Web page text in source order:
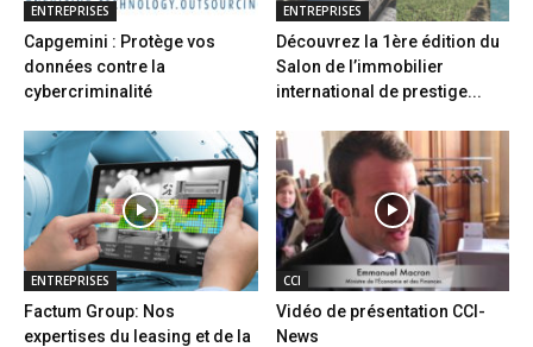
ENTREPRISES
Capgemini : Protège vos
données contre la
cybercriminalité
ENTREPRISES
Découvrez la 1ère édition du
Salon de l’immobilier
international de prestige...
ENTREPRISES
Factum Group: Nos
expertises du leasing et de la
CCI
Vidéo de présentation CCI-
News